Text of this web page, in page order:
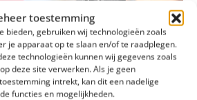
toestemming
bieden, gebruiken wij technologieën zoals
je apparaat op te slaan en/of te raadplegen.
technologieën kunnen wij gegevens zoals
deze site verwerken. Als je geen
intrekt, kan dit een nadelige
functies en mogelijkheden.